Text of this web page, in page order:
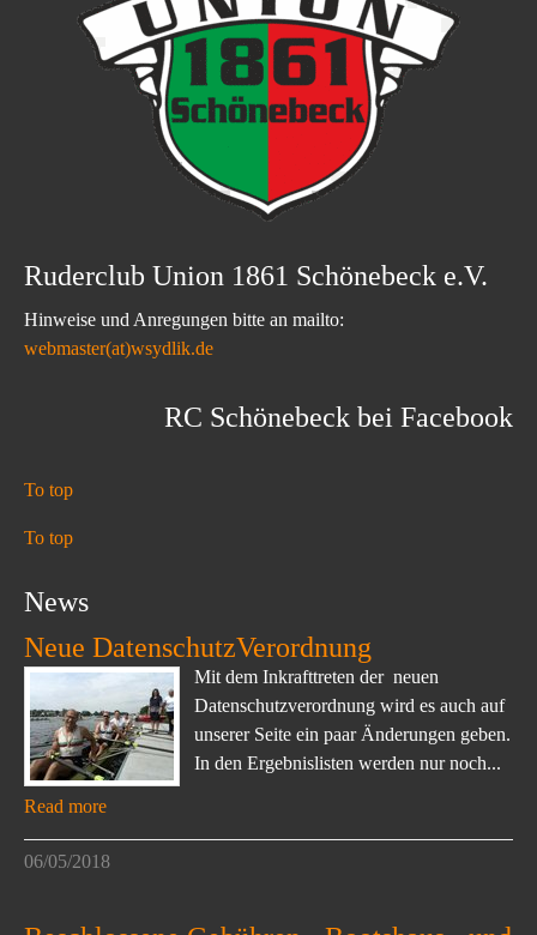
Ruderclub Union 1861 Schönebeck e.V.
Hinweise und Anregungen bitte an mailto:
webmaster(at)wsydlik.de
RC Schönebeck bei Facebook
To top
To top
News
Neue DatenschutzVerordnung
Mit dem Inkrafttreten der neuen
Datenschutzverordnung wird es auch auf
unserer Seite ein paar Änderungen geben.
In den Ergebnislisten werden nur noch...
Read more
06/05/2018